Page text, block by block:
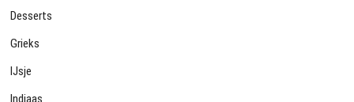
Desserts
Grieks
IJsje
Indiaas